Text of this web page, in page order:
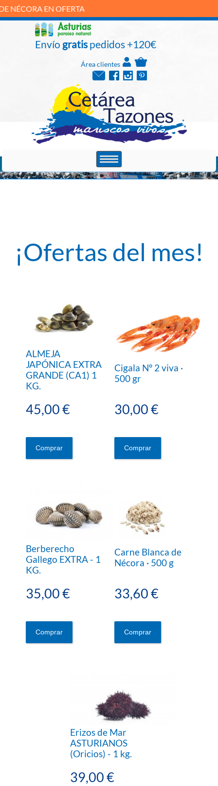
Envío gratispedidos +120€
Área clientes
¡Ofertas del mes!
ALMEJA
JAPÓNICA EXTRA
GRANDE (CA1) 1
KG.
45,00 €
Comprar
Cigala Nº 2 viva ·
500 gr
30,00 €
Comprar
Berberecho
Gallego EXTRA - 1
KG.
35,00 €
Comprar
Carne Blanca de
Nécora · 500 g
33,60 €
Comprar
Erizos de Mar
ASTURIANOS
(Oricios) - 1 kg.
39,00 €